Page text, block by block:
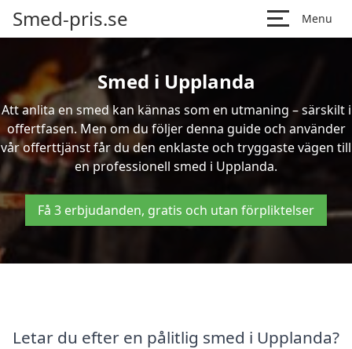
Smed-pris.se Menu
Smed i Upplanda
Att anlita en smed kan kännas som en utmaning – särskilt i
offertfasen. Men om du följer denna guide och använder
vår offerttjänst får du den enklaste och tryggaste vägen till
en professionell smed i Upplanda.
Få 3 erbjudanden, gratis och utan förpliktelser
Letar du efter en pålitlig smed i Upplanda?